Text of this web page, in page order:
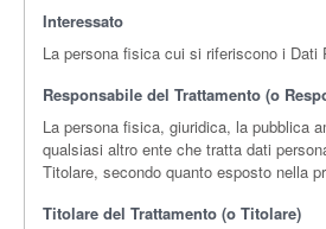
Interessato
La persona fisica cui si riferiscono i Dati
Responsabile del Trattamento (o
La persona fisica, giuridica, la pubblica
qualsiasi altro ente che tratta dati
Titolare, secondo quanto esposto nella
Titolare del Trattamento (o Titolare)